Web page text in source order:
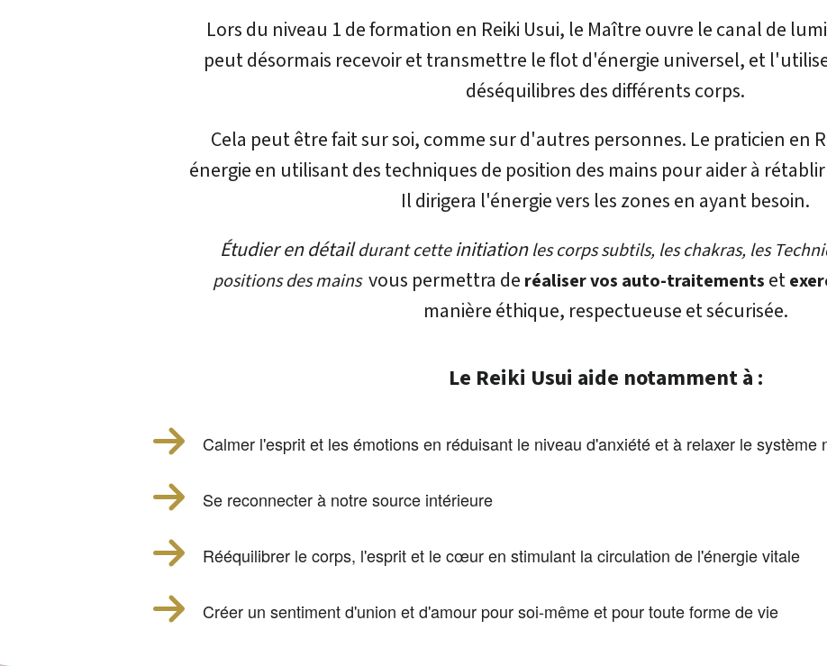
Lors du niveau 1 de formation en Reiki Usui, le Maître ouvre le canal de
peut désormais recevoir et transmettre le flot d'énergie universel, et
déséquilibres des différents corps.
Cela peut être fait sur soi, comme sur d'autres personnes. Le praticien en
énergie en utilisant des techniques de position des mains pour aider à
Il dirigera l'énergie vers les zones en ayant besoin.
Étudier en détail durant cetteinitiation les corps subtils, les chakras, les
positions des mains vous permettra de réaliser vos auto-traitements et
manière éthique, respectueuse et sécurisée.
Le Reiki Usui aide notamment à :
Calmer l'esprit et les émotions en réduisant le niveau d'anxiété et à relaxer le système
Se reconnecter à notre source intérieure
Rééquilibrer le corps, l'esprit et le cœur en stimulant la circulation de l'énergie vitale
Créer un sentiment d'union et d'amour pour soi-même et pour toute forme de vie